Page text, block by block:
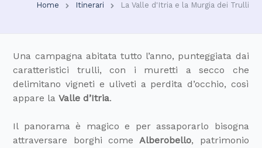
Home Itinerari La Valle d'Itria e la Murgia dei Trulli
Una campagna abitata tutto l’anno, punteggiata dai
caratteristici trulli, con i muretti a secco che
delimitano vigneti e uliveti a perdita d’occhio, così
appare laValle d’Itria.
Il panorama è magico e per assaporarlo bisogna
attraversare borghi comeAlberobello, patrimonio